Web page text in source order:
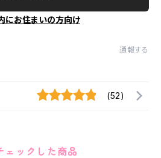
にお住まいの方向け
通報する
(52)
ェックした商品